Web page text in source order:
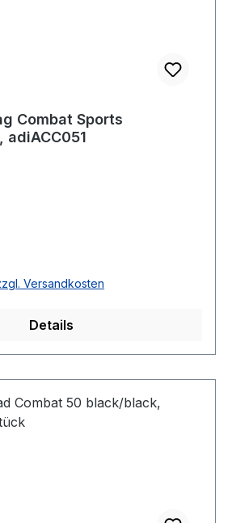
Combat Sports
adiACC051
Versandkosten
Details